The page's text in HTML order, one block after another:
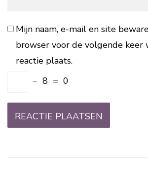
Mijn naam, e-mail en site
browser voor de volgende keer
reactie plaats.
− 8 = 0